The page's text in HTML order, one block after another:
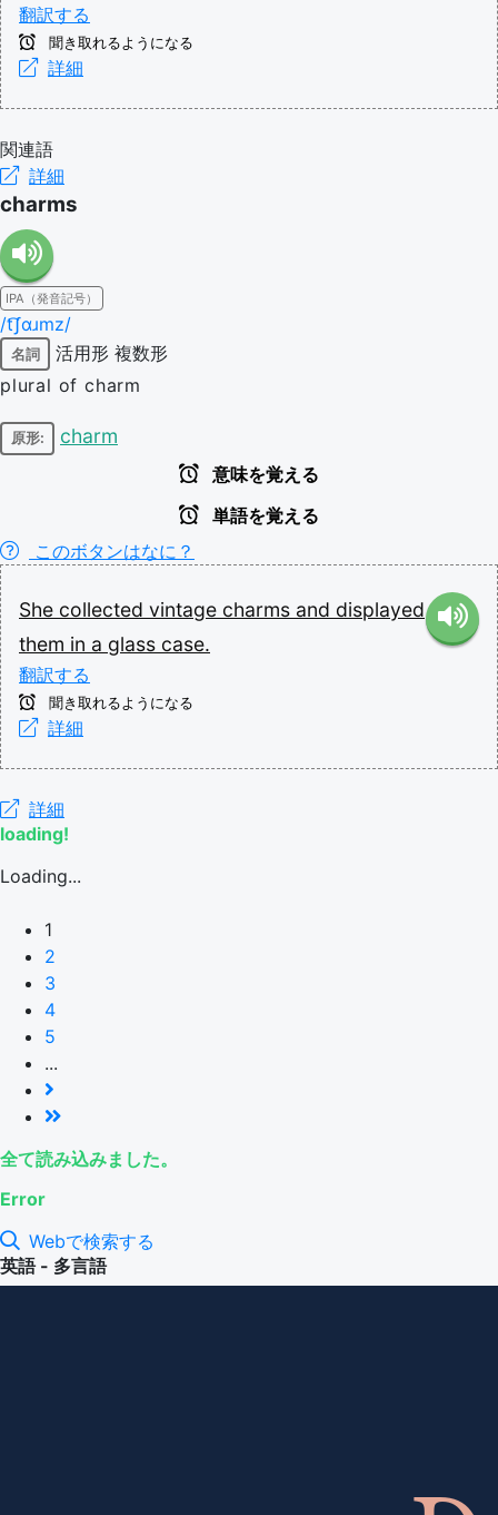
翻訳する
聞き取れるようになる
詳細
関連語
詳細
charms
IPA（発音記号）
/t͡ʃɑɹmz/
名詞 活用形 複数形
plural of charm
原形: charm
意味を覚える
単語を覚える
このボタンはなに？
She collected vintage charms and displayed
them in a glass case.
翻訳する
聞き取れるようになる
詳細
詳細
loading!
Loading...
1
2
3
4
5
...
全て読み込みました。
Error
Webで検索する
英語 - 多言語